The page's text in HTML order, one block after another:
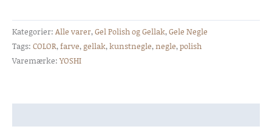
Kategorier: Alle varer,Gel Polish og Gellak,Gele Negle
Tags: COLOR,farve, gellak,kunstnegle,negle,polish
Varemærke:YOSHI